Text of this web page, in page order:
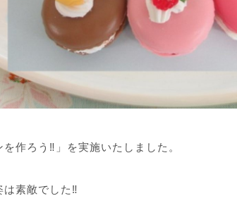
作ろう‼」を実施いたしました。
素敵でした‼